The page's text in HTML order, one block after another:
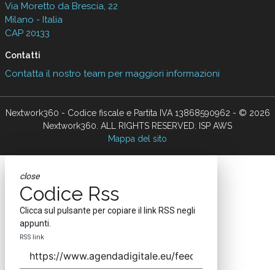
Via Moretto da Brescia, 22
Milano - Italia
CAP 20133
Contatti
Contatta il nostro team per maggiori informazioni
Nextwork360 - Codice fiscale e Partita IVA 13868590962 - © 2026
Nextwork360. ALL RIGHTS RESERVED. ISP AWS
Mappa del sito
close
Codice Rss
Clicca sul pulsante per copiare il link RSS negli
appunti.
RSS link